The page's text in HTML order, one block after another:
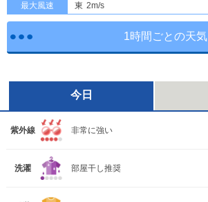
最大風速 東 2m/s
1時間ごとの天気
今日
紫外線 非常に強い
洗濯 部屋干し推奨